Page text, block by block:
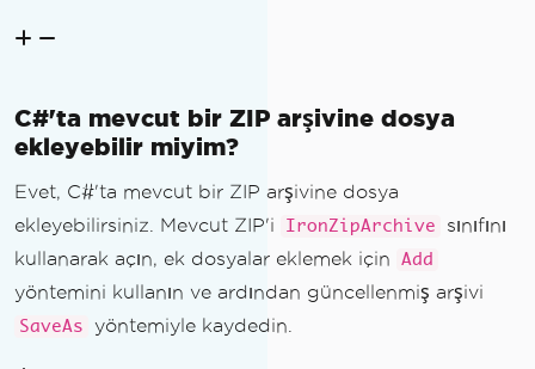
C#'ta mevcut bir ZIP arşivine dosya
ekleyebilir miyim?
Evet, C#'ta mevcut bir ZIP arşivine dosya
ekleyebilirsiniz. Mevcut ZIP'i
IronZipArchive
sınıfını
kullanarak açın, ek dosyalar eklemek için
Add
yöntemini kullanın ve ardından güncellenmiş arşivi
SaveAs yöntemiyle kaydedin.